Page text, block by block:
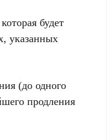
будет
указанных
(до одного
продления